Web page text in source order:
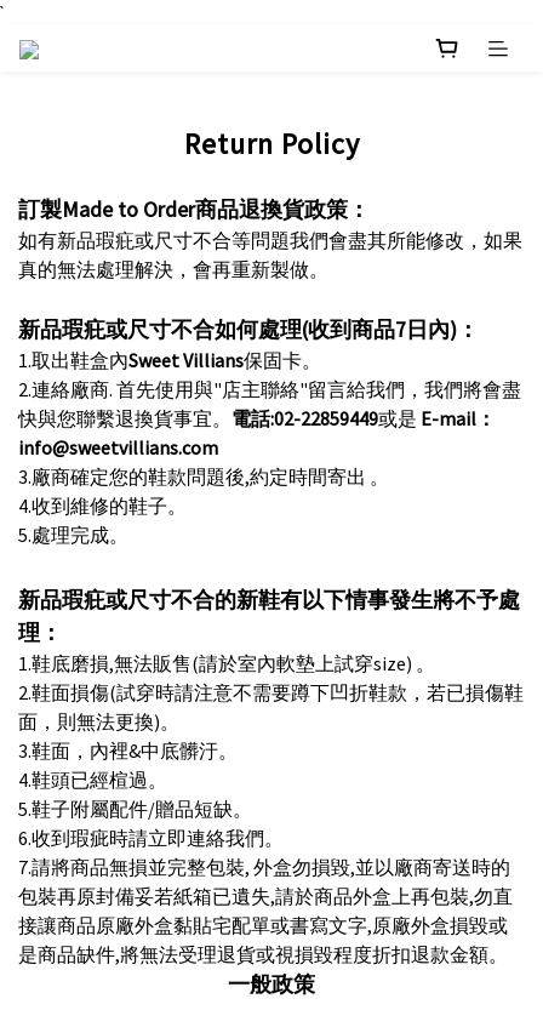
`
Return Policy
訂製Made to Order商品退換貨政策：
如有新品瑕疪或尺寸不合等問題我們會盡其所能修改，如果
真的無法處理解決，會再重新製做。
新品瑕疪或尺寸不合如何處理(收到商品7日內) ：
1.取出鞋盒內Sweet Villians保固卡。
2.連絡廠商. 首先使用與"店主聯絡"留言給我們 ， 我們將會盡
快與您聯繫退換貨事宜。 電話:02-22859449或是 E-mail：
info@sweetvillians.com
3.廠商確定您的鞋款問題後,約定時間寄出 。
4.收到維修的鞋子。
5.處理完成。
新品瑕疪或尺寸不合的新鞋有以下情事發生將不予處
理：
1.鞋底磨損,無法販售(請於室內軟墊上試穿size) 。
2.鞋面損傷(試穿時請注意不需要蹲下凹折鞋款，若已損傷鞋
面，則無法更換)。
3.鞋面，內裡&中底髒汙。
4.鞋頭已經楦過。
5.鞋子附屬配件/贈品短缺。
6.收到瑕疵時請立即連絡我們。
7.請將商品無損並完整包裝, 外盒勿損毀,並以廠商寄送時的
包裝再原封備妥若紙箱已遺失,請於商品外盒上再包裝,勿直
接讓商品原廠外盒黏貼宅配單或書寫文字,原廠外盒損毀或
是商品缺件,將無法受理退貨或視損毀程度折扣退款金額。
一般政策